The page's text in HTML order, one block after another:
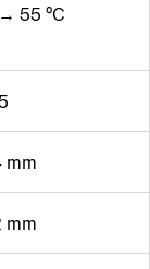
55 °C
mm
mm